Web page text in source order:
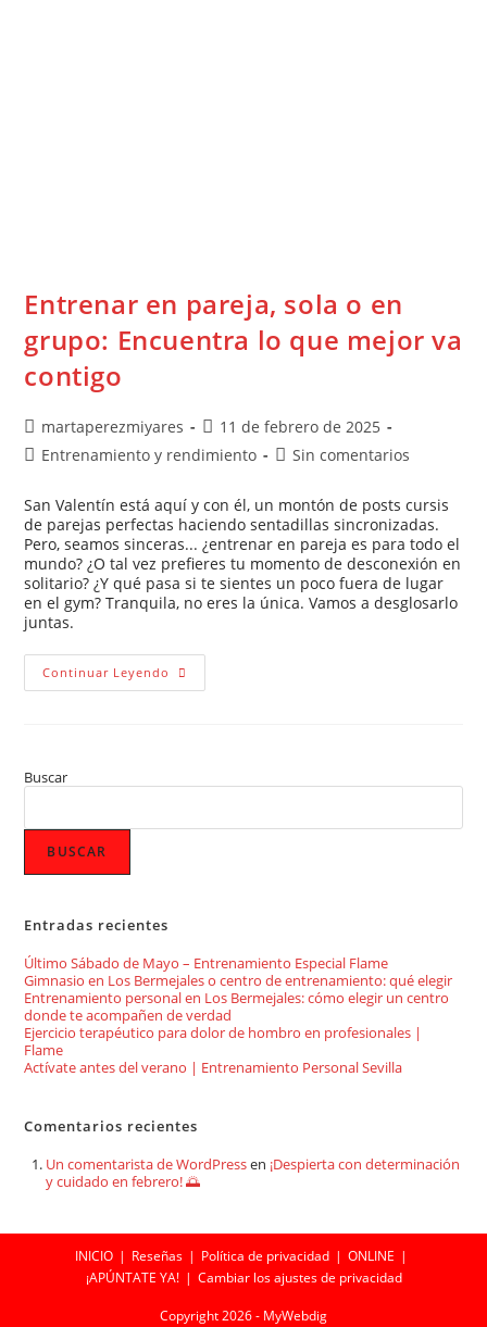
Entrenar en pareja, sola o en
grupo: Encuentra lo que mejor va
contigo
martaperezmiyares
11 de febrero de 2025
Entrenamiento y rendimiento
Sin comentarios
San Valentín está aquí y con él, un montón de posts cursis
de parejas perfectas haciendo sentadillas sincronizadas.
Pero, seamos sinceras... ¿entrenar en pareja es para todo el
mundo? ¿O tal vez prefieres tu momento de desconexión en
solitario? ¿Y qué pasa si te sientes un poco fuera de lugar
en el gym? Tranquila, no eres la única. Vamos a desglosarlo
juntas.
Continuar Leyendo
Buscar
BUSCAR
Entradas recientes
Último Sábado de Mayo – Entrenamiento Especial Flame
Gimnasio en Los Bermejales o centro de entrenamiento: qué elegir
Entrenamiento personal en Los Bermejales: cómo elegir un centro
donde te acompañen de verdad
Ejercicio terapéutico para dolor de hombro en profesionales |
Flame
Actívate antes del verano | Entrenamiento Personal Sevilla
Comentarios recientes
Un comentarista de WordPressen ¡Despierta con determinación
y cuidado en febrero! 🌅
INICIO Reseñas Política de privacidad
ONLINE
¡APÚNTATE YA!
Cambiar los ajustes de privacidad
Copyright 2026 - MyWebdig